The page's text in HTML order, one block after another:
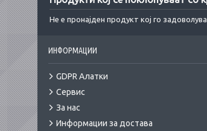
Не е пронајден продукт кој го
ИНФОРМАЦИИ
GDPR Алатки
Сервис
За нас
Информации за достава